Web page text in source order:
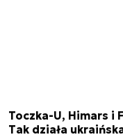
Toczka-U, Himars i
Tak działa